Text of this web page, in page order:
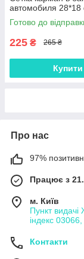
автомобиля 28*18
Готово до
225 ₴ 265 ₴
Купити
Про нас
97%
Працює з
м. Київ
Пункт
індекс
Контакти